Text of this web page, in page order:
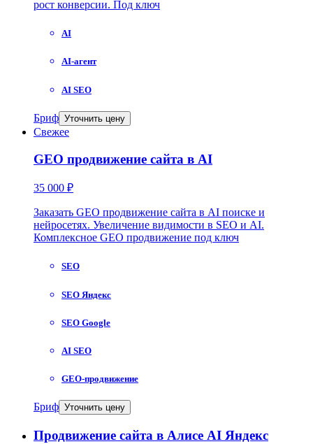
рост конверсии. Под ключ
AI
AI-агент
AI SEO
Бриф Уточнить цену
Свежее
GEO продвижение сайта в AI
35 000 ₽
Заказать GEO продвижение сайта в AI поиске и
нейросетях. Увеличение видимости в SEO и AI.
Комплексное GEO продвижение под ключ
SEO
SEO Яндекс
SEO Google
AI SEO
GEO-продвижение
Бриф Уточнить цену
Продвижение сайта в Алисе AI Яндекс